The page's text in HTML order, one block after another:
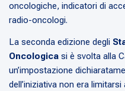
oncologiche, indicatori di
radio-oncologi.
La seconda edizione degli
Oncologica si è svolta alla
un’impostazione
dell’iniziativa non era